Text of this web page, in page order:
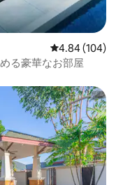
レビュー104
4.84 (104)
る豪華なお部屋